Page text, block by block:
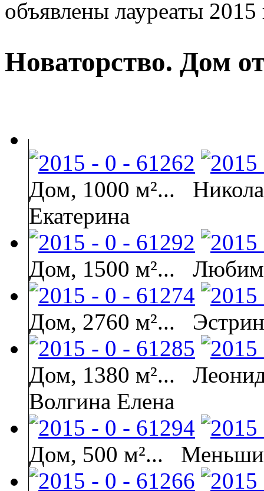
объявлены лауреаты 2015
Новаторство. Дом
Дом, 1000 м²...
Екатерина
Дом, 1500 м²...
Дом, 2760 м²...
Дом, 1380 м²...
Волгина Елена
Дом, 500 м²...